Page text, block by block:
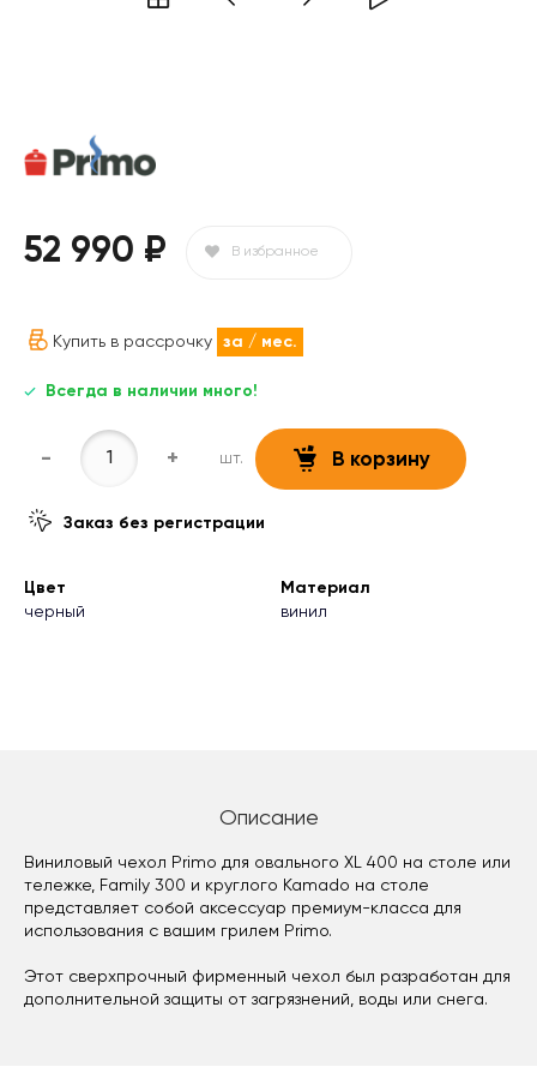
52 990 ₽ В избранное
Купить в рассрочку за / мес.
Всегда в наличии много!
- + шт. В корзину
Заказ без регистрации
Цвет
черный
Материал
винил
Описание
Виниловый чехол Primo для овального XL 400 на столе или
тележке, Family 300 и круглого Kamado на столе
представляет собой аксессуар премиум-класса для
использования с вашим грилем Primo.
Этот сверхпрочный фирменный чехол был разработан для
дополнительной защиты от загрязнений, воды или снега.